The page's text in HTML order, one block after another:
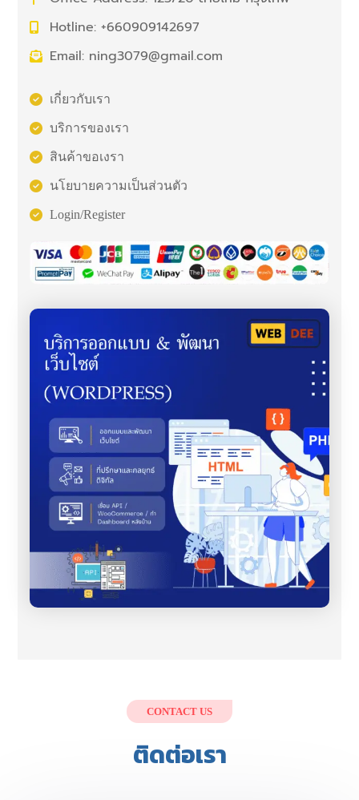
Hotline: +660909142697
Email: ning3079@gmail.com
เกี่ยวกับเรา
บริการของเรา
สินค้าขอเงรา
นโยบายความเป็นส่วนตัว
Login/Register
CONTACT US
ติดต่อเรา